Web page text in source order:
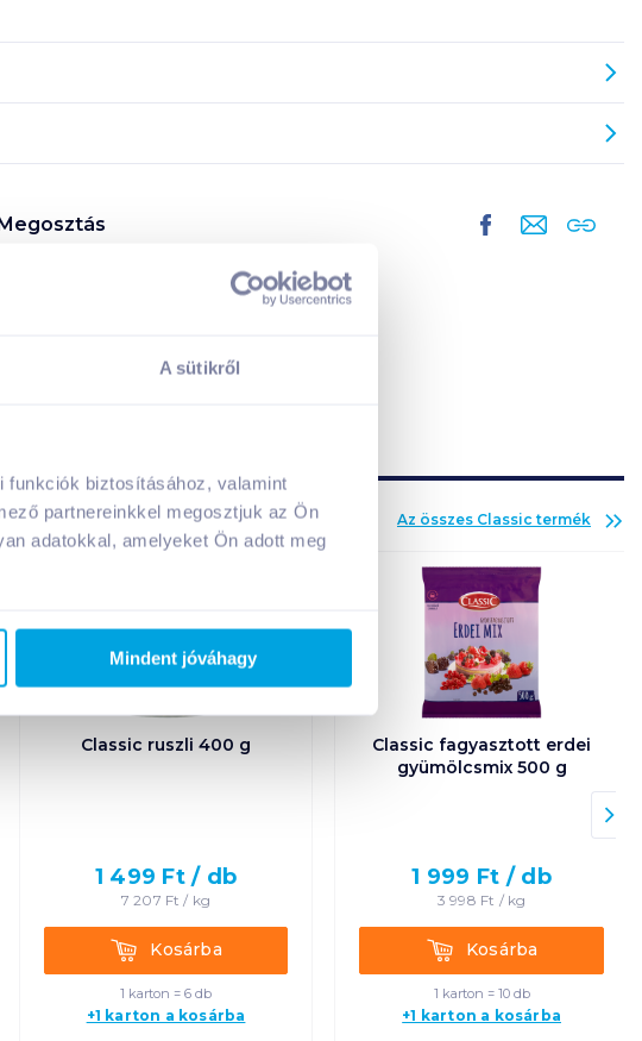
A sütikről
funkciók biztosításához, valamint
partnereinkkel megosztjuk az Ön
adatokkal, amelyeket Ön adott meg
Mindent jóváhagy
Adj hozzá termékeket!
Az összes Classic termék
Classic ruszli 400 g
1 499 Ft / db
7 207 Ft / kg
KosárbaKosárba
1 karton = 6 db
+1 karton a kosárba
Classic fagyasztott erdei
gyümölcsmix 500 g
1 999 Ft / db
3 998 Ft / kg
KosárbaKosárba
1 karton = 10 db
+1 karton a kosárba